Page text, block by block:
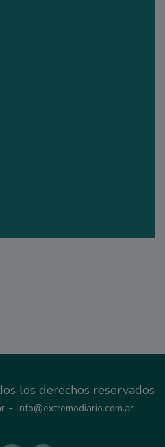
los derechos reservados
- info@extremodiario.com.ar